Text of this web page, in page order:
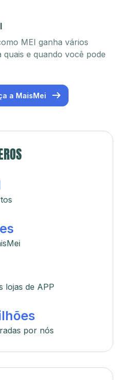
MEI ganha vários
quais e quando você pode
a MaisMei
lojas de APP
por nós